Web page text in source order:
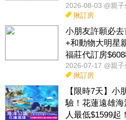
2026-08-03 @親子
揪訂房
小朋友許願必
+和動物大明星
福莊代訂房
2026-07-17 @親子
揪訂房
【限時7天】小
驗！花蓮遠雄
人最低$1599起